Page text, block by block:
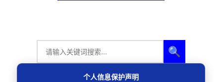
🔍
个人信息保护声明